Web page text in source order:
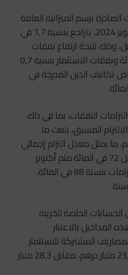
برسم الميزانية العامة
411,8 مليار درهم متم أكتوبر 2024، بتراجع بنسبة 1,7 في
وذلك نتيجة ارتفاع نفقات
التسيير بنسبة 2,6 في المائة ونفقات الاستثمار بنسبة 0,7
تكاليف الدين المدرجة في
النفقات، بما في ذلك
المسبق، بلغت ما
مليار درهم، ما يمثل معدل التزام إجمالي
نسبته 74 في المائة، مقابل 72 في المائة متم أكتوبر
2023، ومعدل إصدار للالتزامات بنسبة 88 في المائة،
الخاصة للخزينة
هذه المداخيل بالاعتبار
المشتركة للاستثمار
بالميزانية العامة بقيمة 23,5 مليار درهم، مقابل 28,3 مليار